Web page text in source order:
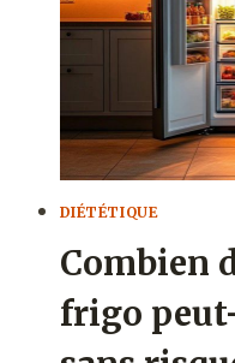
?
DIÉTÉTIQUE
Combien
frigo